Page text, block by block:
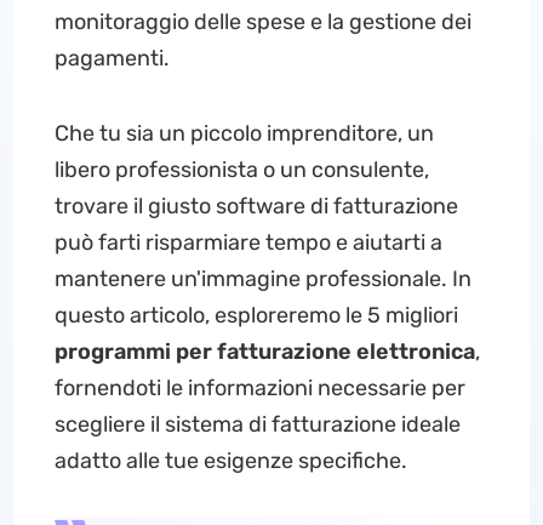
monitoraggio delle spese e la gestione dei
pagamenti.
Che tu sia un piccolo imprenditore, un
libero professionista o un consulente,
trovare il giusto software di fatturazione
può farti risparmiare tempo e aiutarti a
mantenere un'immagine professionale. In
questo articolo, esploreremo le 5 migliori
programmi per fatturazione elettronica,
fornendoti le informazioni necessarie per
scegliere il sistema di fatturazione ideale
adatto alle tue esigenze specifiche.